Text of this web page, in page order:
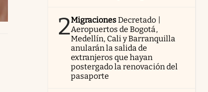
2MigracionesDecretado |
Aeropuertos de Bogotá,
Medellín, Cali y Barranquilla
anularán la salida de
extranjeros que hayan
postergado la renovación del
pasaporte